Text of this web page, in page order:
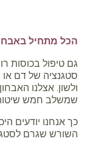
הכל מתחיל
גם טיפול בכוסות
סטגנציה של דם או
ולשון. אצלנו
שמשלב חמש שיטות.
כך אנחנו יודעים
השורש שגרם